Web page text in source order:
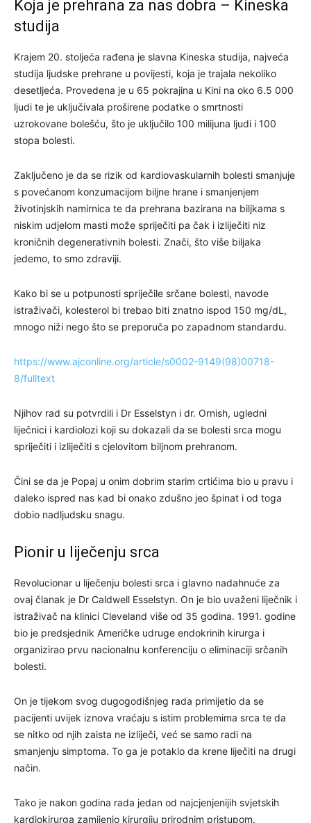
Koja je prehrana za nas dobra – Kineska
studija
Krajem 20. stoljeća rađena je slavna Kineska studija, najveća
studija ljudske prehrane u povijesti, koja je trajala nekoliko
desetljeća. Provedena je u 65 pokrajina u Kini na oko 6.5 000
ljudi te je uključivala proširene podatke o smrtnosti
uzrokovane bolešću, što je uključilo 100 milijuna ljudi i 100
stopa bolesti.
Zaključeno je da se rizik od kardiovaskularnih bolesti smanjuje
s povećanom konzumacijom biljne hrane i smanjenjem
životinjskih namirnica te da prehrana bazirana na biljkama s
niskim udjelom masti može spriječiti pa čak i izliječiti niz
kroničnih degenerativnih bolesti. Znači, što više biljaka
jedemo, to smo zdraviji.
Kako bi se u potpunosti spriječile srčane bolesti, navode
istraživači, kolesterol bi trebao biti znatno ispod 150 mg/dL,
mnogo niži nego što se preporuča po zapadnom standardu.
https://www.ajconline.org/article/s0002-9149(98)00718-
8/fulltext
Njihov rad su potvrdili i Dr Esselstyn i dr. Ornish, ugledni
liječnici i kardiolozi koji su dokazali da se bolesti srca mogu
spriječiti i izliječiti s cjelovitom biljnom prehranom.
Čini se da je Popaj u onim dobrim starim crtićima bio u pravu i
daleko ispred nas kad bi onako zdušno jeo špinat i od toga
dobio nadljudsku snagu.
Pionir u liječenju srca
Revolucionar u liječenju bolesti srca i glavno nadahnuće za
ovaj članak je Dr Caldwell Esselstyn. On je bio uvaženi liječnik i
istraživač na klinici Cleveland više od 35 godina. 1991. godine
bio je predsjednik Američke udruge endokrinih kirurga i
organizirao prvu nacionalnu konferenciju o eliminaciji srčanih
bolesti.
On je tijekom svog dugogodišnjeg rada primijetio da se
pacijenti uvijek iznova vraćaju s istim problemima srca te da
se nitko od njih zaista ne izliječi, već se samo radi na
smanjenju simptoma. To ga je potaklo da krene liječiti na drugi
način.
Tako je nakon godina rada jedan od najcjenjenijih svjetskih
kardiokirurga zamijenio kirurgiju prirodnim pristupom.